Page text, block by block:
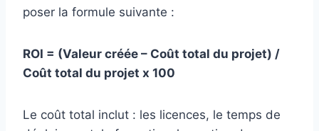
poser la formule suivante :
ROI = (Valeur créée – Coût total du projet) /
Coût total du projet x 100
Le coût total inclut : les licences, le temps de